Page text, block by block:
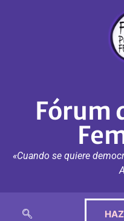
Fórum
«Cuando se quiere